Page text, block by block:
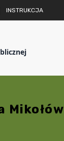
INSTRUKCJA
Mikołów